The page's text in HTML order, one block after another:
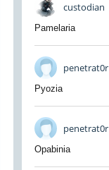
custodian
Pamelaria
penetrat0r
Pyozia
penetrat0r
Opabinia